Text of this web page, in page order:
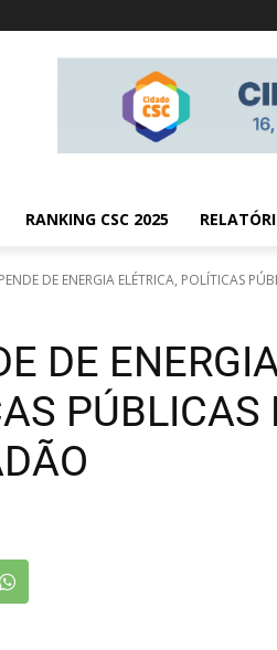
RANKING CSC 2025
DE ENERGIA ELÉTRICA, POLÍTICAS
DE
PÚBLICAS